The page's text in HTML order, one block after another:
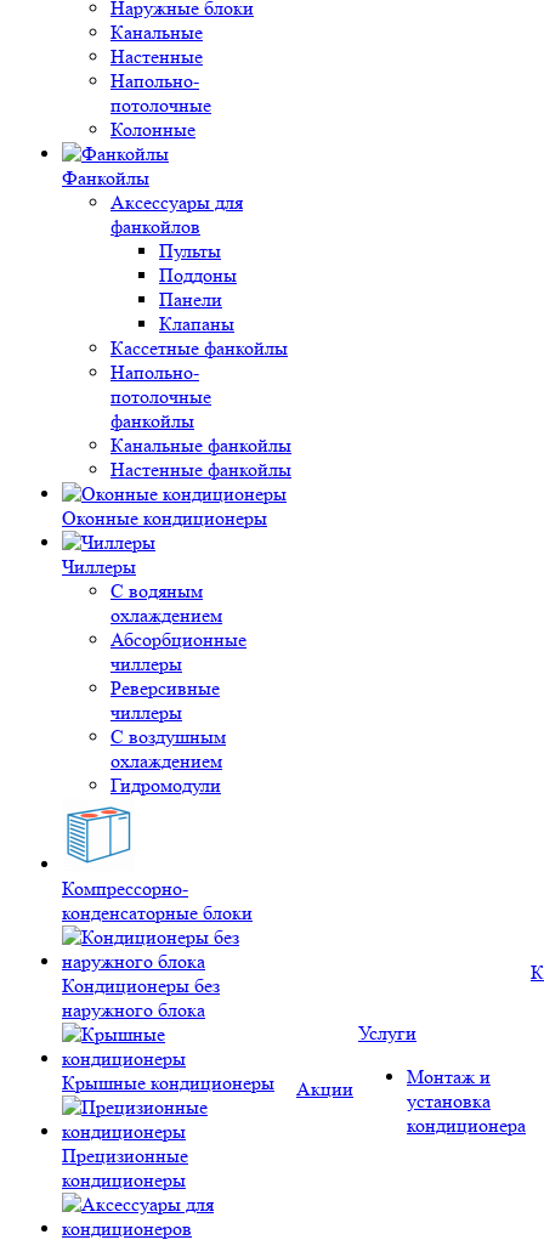
Наружные блоки
Канальные
Настенные
Напольно-
потолочные
Колонные
Фанкойлы
Аксессуары для
фанкойлов
Пульты
Поддоны
Панели
Клапаны
Кассетные фанкойлы
Напольно-
потолочные
фанкойлы
Канальные фанкойлы
Настенные фанкойлы
Оконные кондиционеры
Чиллеры
С водяным
охлаждением
Абсорбционные
чиллеры
Реверсивные
чиллеры
С воздушным
охлаждением
Гидромодули
Компрессорно-
конденсаторные блоки
Кондиционеры без
наружного блока
Крышные кондиционеры
Прецизионные
кондиционеры
Акции
Услуги
Монтаж и
установка
кондиционера